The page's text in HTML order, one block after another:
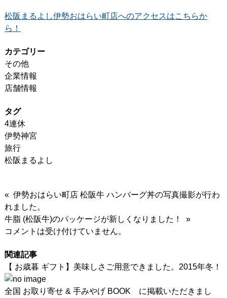
松阪まるよし伊勢おはらい町店へのアクセスはこちらか
ら！
カテゴリー
その他
企業情報
店舗情報
タグ
4連休
伊勢神宮
旅行
松阪まるよし
« 伊勢おはらい町店 松阪牛 ハンバーグ丼の写真撮影が行わ
れました。
牛脂 (松阪牛)のパッケージが新しくなりました！ »
コメントは受け付けていません。
関連記事
【 お歳暮 ギフト】美味しさご用意できました。2015年冬！
全国 お取り寄せ & 手みやげ BOOK に掲載いただきまし